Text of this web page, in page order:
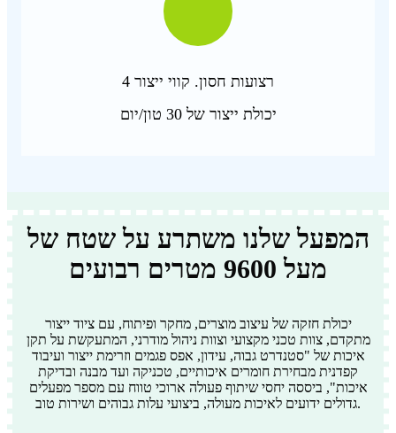
4 רצועות חסון. קווי ייצור
יכולת ייצור של 30 טון/יום
המפעל שלנו משתרע על שטח של
מעל 9600 מטרים רבועים
יכולת חזקה של עיצוב מוצרים, מחקר ופיתוח, עם ציוד ייצור
מתקדם, צוות טכני מקצועי וצוות ניהול מודרני, המתעקשת על תקן
איכות של "סטנדרט גבוה, עידון, אפס פגמים וזרימת ייצור ועיבוד
קפדנית מבחירת חומרים איכותיים, טכניקה ועד מבנה ובדיקת
איכות", ביססה יחסי שיתוף פעולה ארוכי טווח עם מספר מפעלים
גדולים ידועים לאיכות מעולה, ביצועי עלות גבוהים ושירות טוב.